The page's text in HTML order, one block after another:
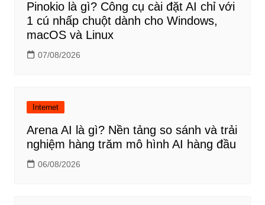
Pinokio là gì? Công cụ cài đặt AI chỉ với
1 cú nhấp chuột dành cho Windows,
macOS và Linux
07/08/2026
Internet
Arena AI là gì? Nền tảng so sánh và trải
nghiệm hàng trăm mô hình AI hàng đầu
06/08/2026